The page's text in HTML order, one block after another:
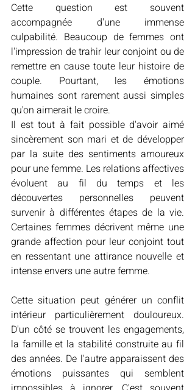
Cette question est souvent
accompagnée d'une immense
culpabilité. Beaucoup de femmes ont
l'impression de trahir leur conjoint ou de
remettre en cause toute leur histoire de
couple. Pourtant, les émotions
humaines sont rarement aussi simples
qu'on aimerait le croire.
Il est tout à fait possible d'avoir aimé
sincèrement son mari et de développer
par la suite des sentiments amoureux
pour une femme. Les relations affectives
évoluent au fil du temps et les
découvertes personnelles peuvent
survenir à différentes étapes de la vie.
Certaines femmes décrivent même une
grande affection pour leur conjoint tout
en ressentant une attirance nouvelle et
intense envers une autre femme.
Cette situation peut générer un conflit
intérieur particulièrement douloureux.
D'un côté se trouvent les engagements,
la famille et la stabilité construite au fil
des années. De l'autre apparaissent des
émotions puissantes qui semblent